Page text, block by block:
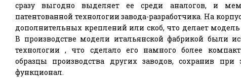
сразу выгодно выделяет ее среди аналогов, и
патентованной технологии завода-разработчика. На
дополнительных креплений или скоб, что делает
В производстве модели итальянской фабрикой были
технологии , что сделало его намного более
образцы производства других заводов, сохранив
функционал.